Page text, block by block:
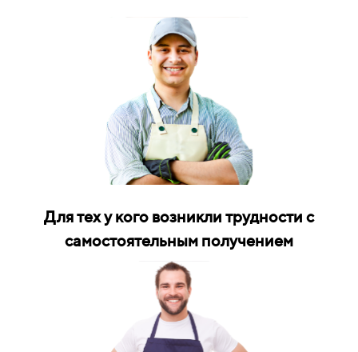
Для тех у кого возникли трудности с
самостоятельным получением